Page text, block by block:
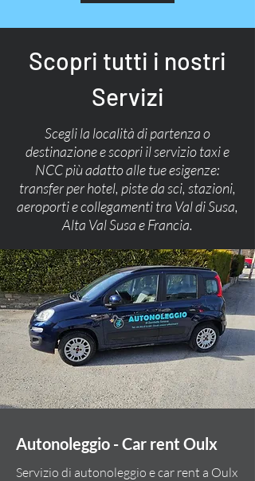
Scopri tutti i nostri
Servizi
Scegli la località di partenza o
destinazione e scopri il servizio taxi e
NCC più adatto alle tue esigenze:
transfer per hotel, piste da sci, stazioni,
aeroporti e collegamenti tra Val di Susa,
Alta Val Susa e Francia.
Autonoleggio - Car rent Oulx
Servizio di autonoleggio e car rent a Oulx